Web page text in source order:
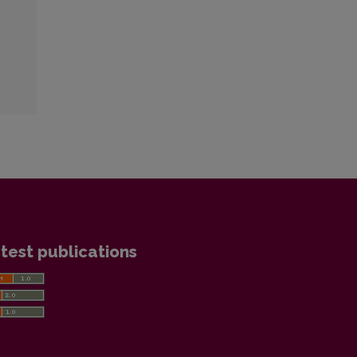
publications